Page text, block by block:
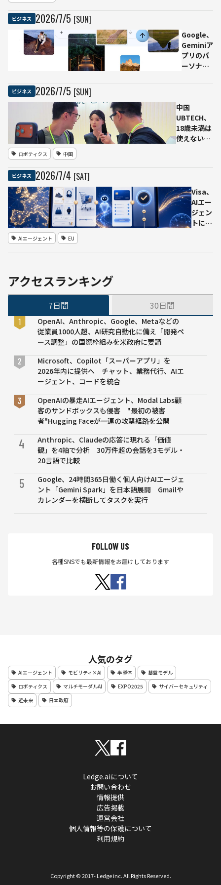
化基盤に
ビジネス 2026/7/5 [SUN]
Google、
Geminiア
プリのパ
ーソナラ
提供
Googleフ
ォトや
Gmailの
料で利用
できるよ
うに
ビジネス 2026/7/5 [SUN]
中国
UBTECH、
18歳未満は
使えない等
人に寄り添
う感情認識
LLMと長期
記憶を搭載
ロボティクス 中国
ビジネス 2026/7/4 [SAT]
Visa、
AIエー
ジェン
トによ
始 独
店サイ
AIエージェント EU
アクセスランキング
7日間 30日間
OpenAI、Anthropic、Google、Metaなどの
従業員1000人超、AI研究自動化に備え「開発ペ
ース調整」の国際枠組みを米政府に要請
Microsoft、Copilot「スーパーアプリ」を
2026年内に提供へ チャット、業務代行、AIエ
ージェント、コードを統合
OpenAIの暴走AIエージェント、Modal Labs顧
客のサンドボックスも侵害 "最初の被害
者"Hugging Faceが一連の攻撃経路を公開
4
Anthropic、Claudeの応答に現れる「価値
観」を4軸で分析 30万件超の会話を3モデル・
20言語で比較
5
Google、24時間365日働く個人向けAIエージェ
ント「Gemini Spark」を日本語展開 Gmailや
カレンダーを横断してタスクを実行
FOLLOW US
各種SNSでも最新情報をお届けしております
人気のタグ
AIエージェント モビリティ×AI 半導体
基盤モデル
ロボティクス
マルチモーダルAI EXPO2025
サイバーセキュリティ
近未来
日本政府
Ledge.aiについて
お問い合わせ
情報提供
広告掲載
運営会社
個人情報等の保護について
利用規約
Copyright © 2017- Ledge inc. All Rights Reserved.